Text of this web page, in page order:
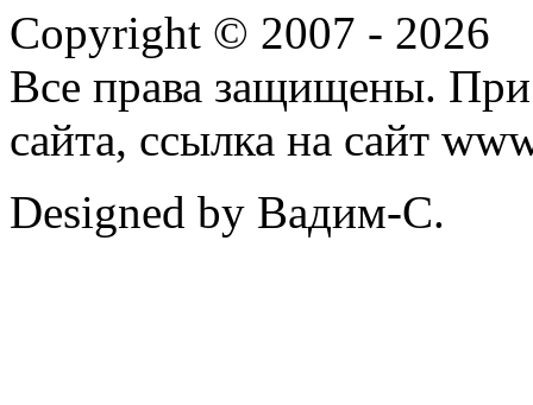
Copyright © 2007 - 2026
Все права защищены. При
сайта, ссылка на сайт
Designed by Вадим-С.